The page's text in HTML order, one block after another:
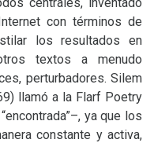
con términos de
los resultados en
textos a menudo
perturbadores. Silem
llamó a la Flarf Poetry
ya que los
constante y activa,